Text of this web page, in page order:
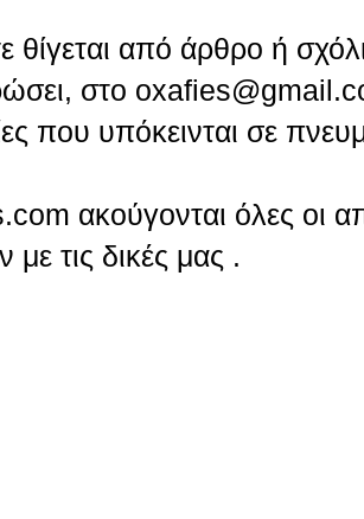
θίγεται από άρθρο ή
στο
που υπόκεινται σε
ακούγονται όλες οι
με τις δικές μας .